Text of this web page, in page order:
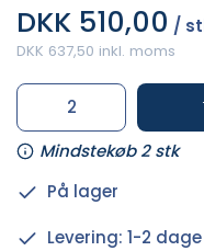
DKK 510,00 /
DKK 637,50 inkl. moms
Mindstekøb 2 stk
På lager
Levering: 1-2 dage